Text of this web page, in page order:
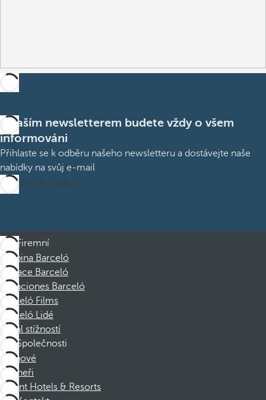
S naším newsletterem budete vždy o všem
informováni
Přihlaste se k odběru našeho newsletteru a dostávejte naše
nabídky na svůj e-mail
Přihlásit se k odběru
Firemní
Skupina Barceló
Nadace Barceló
Vacaciones Barceló
Barceló Films
Barceló Lidé
Kanál stížností
Společnosti
Členové
Partneři
Dorint Hotels & Resorts